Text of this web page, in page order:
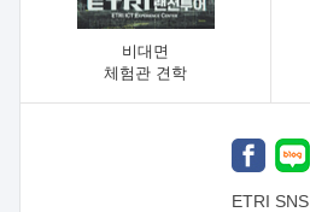
비대면
체험관 견학
ETRI SNS